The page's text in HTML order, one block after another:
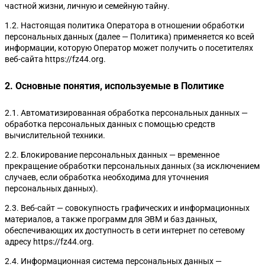
частной жизни, личную и семейную тайну.
1.2. Настоящая политика Оператора в отношении обработки
персональных данных (далее — Политика) применяется ко всей
информации, которую Оператор может получить о посетителях
веб-сайта https://fz44.org.
2. Основные понятия, используемые в Политике
2.1. Автоматизированная обработка персональных данных —
обработка персональных данных с помощью средств
вычислительной техники.
2.2. Блокирование персональных данных — временное
прекращение обработки персональных данных (за исключением
случаев, если обработка необходима для уточнения
персональных данных).
2.3. Веб-сайт — совокупность графических и информационных
материалов, а также программ для ЭВМ и баз данных,
обеспечивающих их доступность в сети интернет по сетевому
адресу https://fz44.org.
2.4. Информационная система персональных данных —